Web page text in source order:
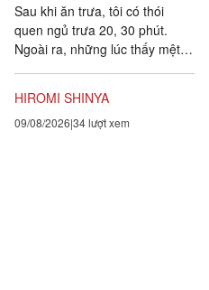
Sau khi ăn trưa, tôi có thói
quen ngủ trưa 20, 30 phút.
Ngoài ra, những lúc thấy mệt
HIROMI SHINYA
09/08/2026 34 lượt xem